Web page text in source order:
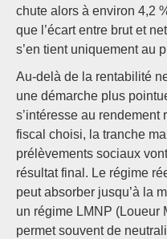
chute alors à environ 4,2
que l’écart entre brut et
s’en tient uniquement au
Au-delà de la rentabilité
une démarche plus
s’intéresse au rendement
fiscal choisi, la tranche
prélèvements sociaux
résultat final. Le régime
peut absorber jusqu’à la
un régime LMNP (Loueur
permet souvent de